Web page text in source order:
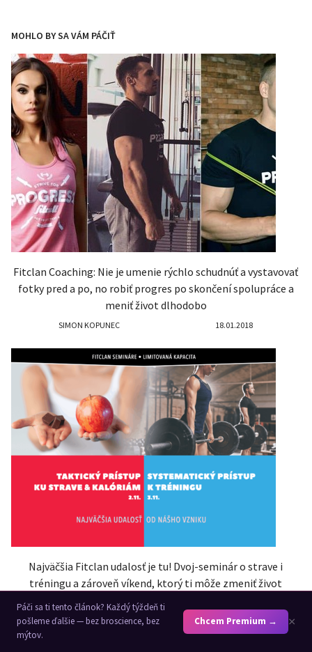
MOHLO BY SA VÁM PÁČIŤ
Fitclan Coaching: Nie je umenie rýchlo schudnúť a vystavovať
fotky pred a po, no robiť progres po skončení spolupráce a
meniť život dlhodobo
SIMON KOPUNEC 18.01.2018
Najväčšia Fitclan udalosť je tu! Dvoj-seminár o strave i
tréningu a zároveň víkend, ktorý ti môže zmeniť život
SIMON KOPUNEC
Páči sa ti tento článok? Každý týždeň ti
pošleme ďalšie — bez broscience, bez
mýtov.
Chcem Premium → ×